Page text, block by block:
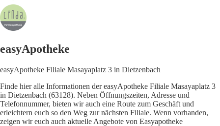
easyApotheke
easyApotheke Filiale Masayaplatz 3 in Dietzenbach
Finde hier alle Informationen der easyApotheke Filiale Masayaplatz 3
in Dietzenbach (63128). Neben Öffnungszeiten, Adresse und
Telefonnummer, bieten wir auch eine Route zum Geschäft und
erleichtern euch so den Weg zur nächsten Filiale. Wenn vorhanden,
zeigen wir euch auch aktuelle Angebote von Easyapotheke